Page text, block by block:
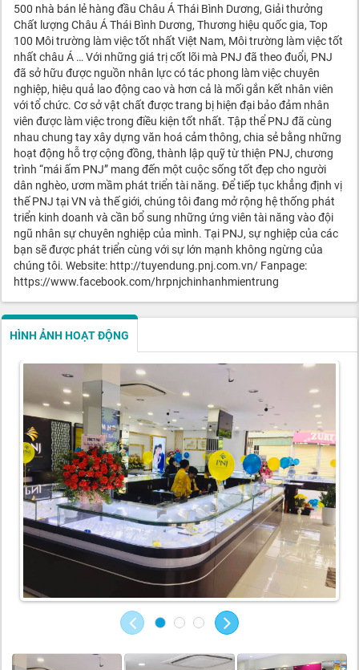
500 nhà bán lẻ hàng đầu Châu Á Thái Bình Dương, Giải thưởng
Chất lượng Châu Á Thái Bình Dương, Thương hiệu quốc gia, Top
100 Môi trường làm việc tốt nhất Việt Nam, Môi trường làm việc tốt
nhất châu Á … Với những giá trị cốt lõi mà PNJ đã theo đuổi, PNJ
đã sở hữu được nguồn nhân lực có tác phong làm việc chuyên
nghiệp, hiệu quả lao động cao và hơn cả là mối gắn kết nhân viên
với tổ chức. Cơ sở vật chất được trang bị hiện đại bảo đảm nhân
viên được làm việc trong điều kiện tốt nhất. Tập thể PNJ đã cùng
nhau chung tay xây dựng văn hoá cảm thông, chia sẻ bằng những
hoạt động hỗ trợ cộng đồng, thành lập quỹ từ thiện PNJ, chương
trình “mái ấm PNJ” mang đến một cuộc sống tốt đẹp cho người
dân nghèo, ươm mầm phát triển tài năng. Để tiếp tục khẳng định vị
thế PNJ tại VN và thế giới, chúng tôi đang mở rộng hệ thống phát
triển kinh doanh và cần bổ sung những ứng viên tài năng vào đội
ngũ nhân sự chuyên nghiệp của mình. Tại PNJ, sự nghiệp của các
bạn sẽ được phát triển cùng với sự lớn mạnh không ngừng của
chúng tôi. Website: http://tuyendung.pnj.com.vn/ Fanpage:
https://www.facebook.com/hrpnjchinhanhmientrung
HÌNH ẢNH HOẠT ĐỘNG